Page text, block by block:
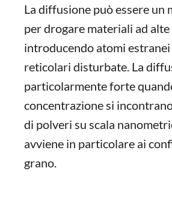
La diffusione può essere un
per drogare materiali ad
introducendo atomi
reticolari disturbate. La
particolarmente forte
concentrazione si
di polveri su scala
avviene in particolare ai
grano.